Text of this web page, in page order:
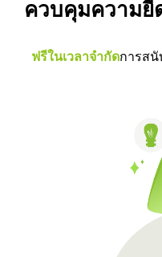
ควบคุมความ
ฟรีในเวลาจำกัดการสนั